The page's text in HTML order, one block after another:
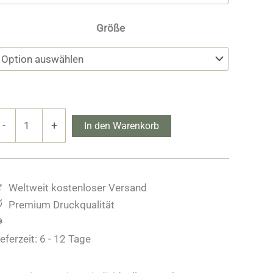
Größe
- + In den Warenkorb
Weltweit kostenloser Versand
Premium Druckqualität
6 - 12 Tage